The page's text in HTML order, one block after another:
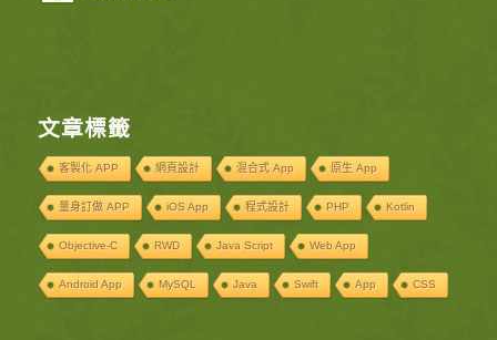
文章標籤
客製化 APP 網頁設計 混合式 App 原生 App
量身訂做 APP iOS App 程式設計 PHP Kotlin
Objective-C RWD Java Script Web App
Android App MySQL Java Swift App CSS